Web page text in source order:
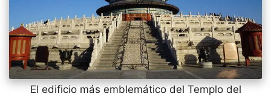
El edificio más emblemático del Templo del